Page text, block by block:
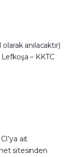
anılacaktır)
– KKTC
ait
sitesinden